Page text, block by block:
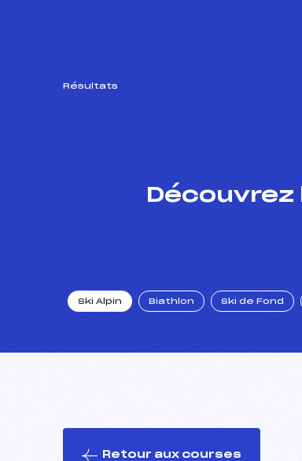
Résultats
Ski Alpin Biathlon Ski de Fond
Retour aux courses